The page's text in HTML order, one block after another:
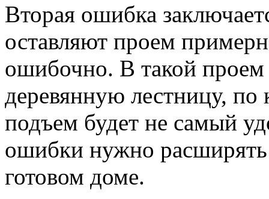
Вторая ошибка
оставляют проем
ошибочно. В такой
деревянную лестницу, по
подъем будет не самый
ошибки нужно
готовом доме.